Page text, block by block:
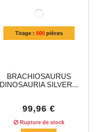
Tirage : 500pièces
BRACHIOSAURUS
DINOSAURIA SILVER...
99,96 €
Rupture de stock